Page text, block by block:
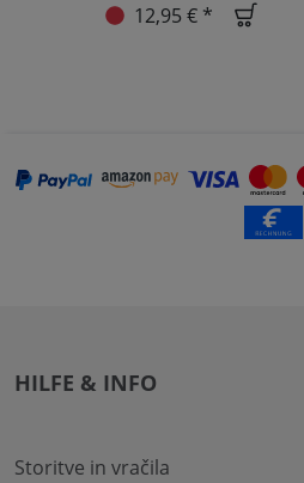
12,95 € *
HILFE & INFO
Storitve in vračila